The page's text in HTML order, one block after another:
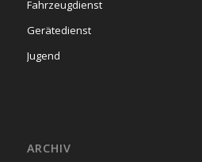
Fahrzeugdienst
Gerätedienst
Jugend
ARCHIV